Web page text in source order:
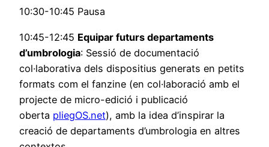
10:30-10:45 Pausa
10:45-12:45 Equipar futurs departaments
d’umbrologia: Sessió de documentació
col·laborativa dels dispositius generats en petits
formats com el fanzine (en col·laboració amb el
projecte de micro-edició i publicació
oberta pliegOS.net), amb la idea d’inspirar la
creació de departaments d’umbrologia en altres